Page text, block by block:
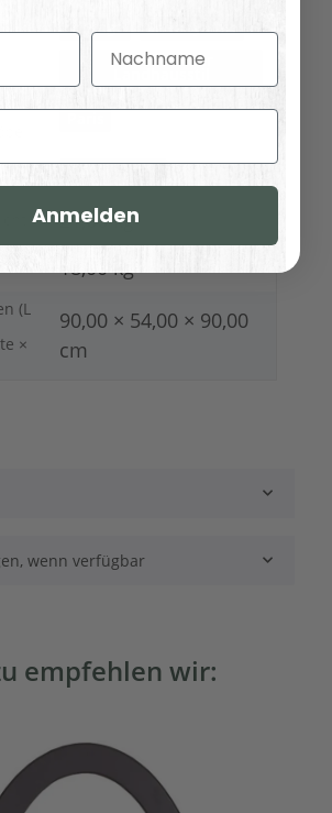
Vintage
Shabby chic
Französischer
Waschtische
21,00 kg
18,00 kg
(L
×
90,00 × 54,00 × 90,00
cm
wenn verfügbar
empfehlen wir:
Nachname
Anmelden